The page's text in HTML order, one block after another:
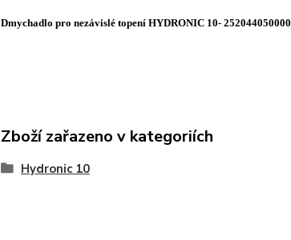
Dmychadlo pro nezávislé topení HYDRONIC 10- 252044050000
Zboží zařazeno v kategoriích
Hydronic 10